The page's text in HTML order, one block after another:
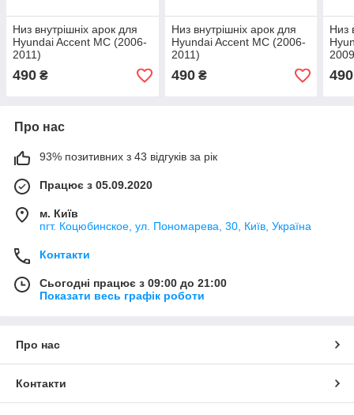
Низ внутрішніх арок для
Hyundai Accent MC (2006-
2011)
490 ₴
Низ внутрішніх арок для
Hyundai Accent MC (2006-
2011)
490₴
Низ
490
Про нас
93% позитивних з 43 відгуків за рік
Працює з 05.09.2020
м. Київ
пгт. Коцюбинское, ул. Пономарева, 30, Київ, Україна
Контакти
Сьогодні працює з 09:00 до 21:00
Показати весь графік роботи
Про нас
Контакти